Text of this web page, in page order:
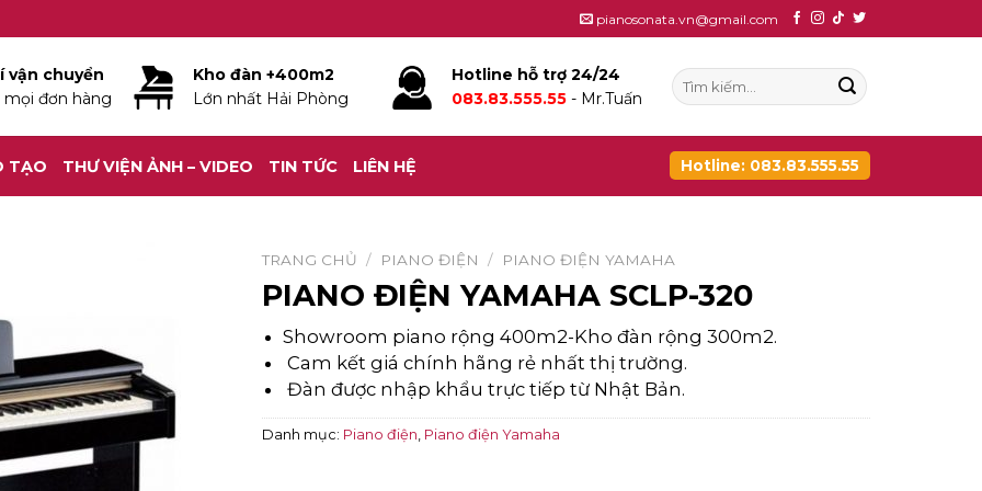
pianosonata.vn@gmail.com
vận chuyển
đơn hàng
Kho đàn +400m2
Lớn nhất Hải Phòng
Hotline hỗ trợ 24/24
083.83.555.55- Mr.Tuấn
Tìm
kiếm:
TẠO THƯ VIỆN ẢNH – VIDEO TIN TỨC LIÊN HỆ Hotline: 083.83.555.55
TRANG CHỦ / PIANO ĐIỆN / PIANO ĐIỆN YAMAHA
PIANO ĐIỆN YAMAHA SCLP-320
Showroom piano rộng 400m2-Kho đàn rộng 300m2.
Cam kết giá chính hãng rẻ nhất thị trường.
Đàn được nhập khẩu trực tiếp từ Nhật Bản.
Danh mục: Piano điện, Piano điện Yamaha